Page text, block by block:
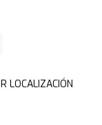
LOCALIZACIÓN